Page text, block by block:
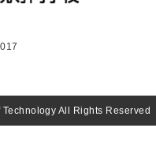
All Rights Reserved